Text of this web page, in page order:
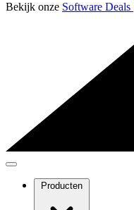
Bekijk onze Software Deals
Producten